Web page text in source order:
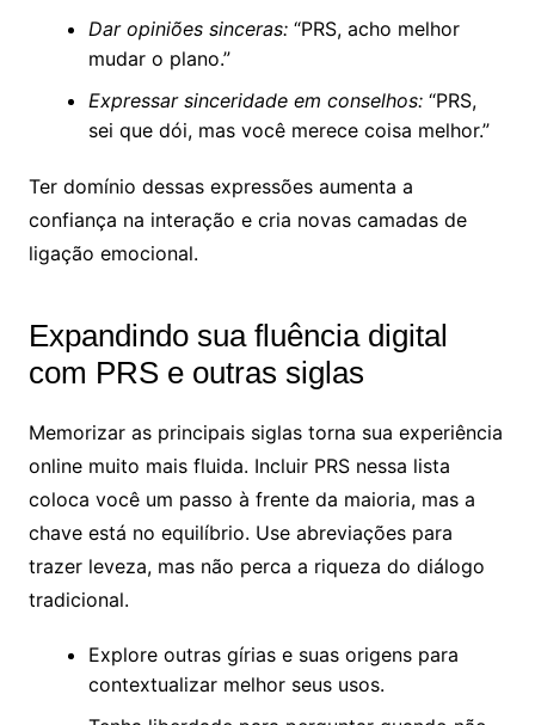
Dar opiniões sinceras:“PRS, acho melhor
mudar o plano.”
Expressar sinceridade em conselhos:“PRS,
sei que dói, mas você merece coisa melhor.”
Ter domínio dessas expressões aumenta a
confiança na interação e cria novas camadas de
ligação emocional.
Expandindo sua fluência digital
com PRS e outras siglas
Memorizar as principais siglas torna sua experiência
online muito mais fluida. Incluir PRS nessa lista
coloca você um passo à frente da maioria, mas a
chave está no equilíbrio. Use abreviações para
trazer leveza, mas não perca a riqueza do diálogo
tradicional.
Explore outras gírias e suas origens para
contextualizar melhor seus usos.